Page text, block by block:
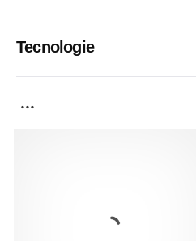
Tecnologie
...